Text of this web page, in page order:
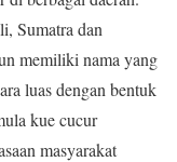
Sumatra dan
memiliki nama yang
luas dengan bentuk
kue cucur
masyarakat